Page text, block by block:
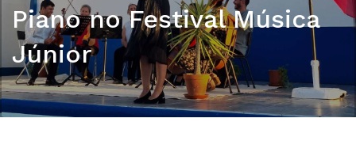
Piano no Festival Música
Júnior